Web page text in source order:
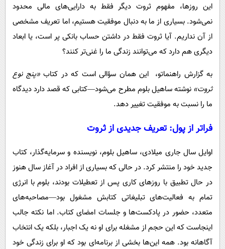
گوناگون
حوادث
سیاست خارجی
آشپزی
دانلود
این روزها، مفهوم ثروت دیگر فقط به دارایی‌های مالی محدود
نمی‌شود. بسیاری از ما به دنبال موفقیت هستیم، اما تعریف مشخصی
از آن نداریم. آیا ثروت فقط در داشتن حساب بانکی پر است، یا ابعاد
دیگری هم دارد که می‌توانند زندگی ما را غنی‌تر کنند؟
به گزارش راهنماتو، این همان سؤالی است که در کتاب«پنج نوع
ثروت» نوشته ساهیل بلوم مطرح می‌شود—کتابی که قصد دارد دیدگاه
ما را نسبت به موفقیت تغییر دهد.
فراتر از پول: تعریف جدیدی از ثروت
اوایل سال جاری میلادی، ساهیل بلوم، نویسنده و سرمایه‌گذار، کتاب
جدید خود را منتشر کرد. در حالی که بسیاری از افراد در آغاز سال هنوز
در حال تطبیق با روزهای کاری پس از تعطیلات بودند، بلوم با انرژی
تمام به فعالیت‌های تبلیغاتی کتابش مشغول بود—مصاحبه‌های
متعدد، حضور در پادکست‌ها و جلسات امضای کتاب. اما نکته جالب
اینجاست که این حجم از مشغله برای او نه یک اجبار، بلکه یک انتخاب
آگاهانه بود. همه این‌ها بخشی از برنامه‌ای بود که او برای زندگی خود